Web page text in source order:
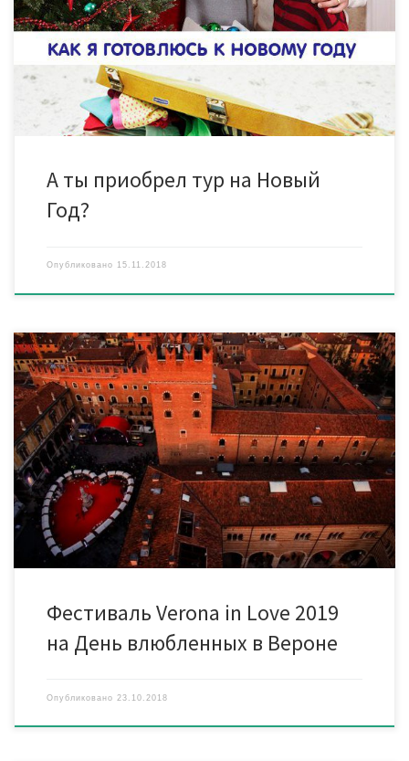
маршрутка, стоя нельзя ехать! Все разнообразие
экскурсионных туров по выгодным ценам у нас в офисе или на
странице ПОИСК ТУРА. *** Если не планируете отдыхать сами,
то расскажите об этом своим друзьям. Они […]
А ты приобрел тур на Новый
Год?
Опубликовано 15.11.2018
Верона (Италия) — один из самых романтичных городов и
именно здесь стоит оказаться на День Св. Валентина. С 14 по
18 февраля 2019 здесь пройдет фестиваль Verona in Love.
Средневековый город преобразится — его украсят
фонарики-сердечки, романтические ярмарки, красная
подсветка, россыпи конфетти… На площади Синьории даже
киоски выложены сердечком на красном покрытии. […]
Фестиваль Verona in Love 2019
на День влюбленных в Вероне
Опубликовано 23.10.2018